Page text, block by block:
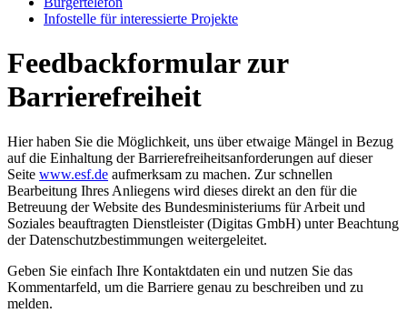
In­fo­stel­le für in­ter­es­sier­te Pro­jek­te
Feedbackformular zur
Barrierefreiheit
Hier haben Sie die Möglichkeit, uns über etwaige Mängel in Bezug
auf die Einhaltung der Barrierefreiheitsanforderungen auf dieser
Seite www.esf.de aufmerksam zu machen. Zur schnellen
Bearbeitung Ihres Anliegens wird dieses direkt an den für die
Betreuung der Website des Bundesministeriums für Arbeit und
Soziales beauftragten Dienstleister (Digitas GmbH) unter Beachtung
derDatenschutzbestimmungen weitergeleitet.
Geben Sie einfach Ihre Kontaktdaten ein und nutzen Sie das
Kommentarfeld, um die Barriere genau zu beschreiben und zu
melden.